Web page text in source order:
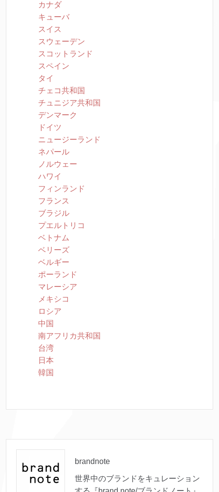
カナダ
キューバ
スイス
スウェーデン
スコットランド
スペイン
タイ
チェコ共和国
チュニジア共和国
デンマーク
ドイツ
ニュージーランド
ネパール
ノルウェー
ハワイ
フィンランド
フランス
ブラジル
プエルトリコ
ベトナム
ベリーズ
ベルギー
ポーランド
マレーシア
メキシコ
ロシア
中国
南アフリカ共和国
台湾
日本
韓国
brandnote
世界中のブランドをキュレーション